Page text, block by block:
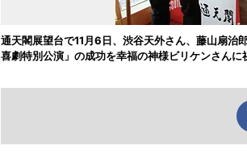
通天閣展望台で11月6日、渋谷天外さん、藤山扇
喜劇特別公演」の成功を幸福の神様ビリケンさんに